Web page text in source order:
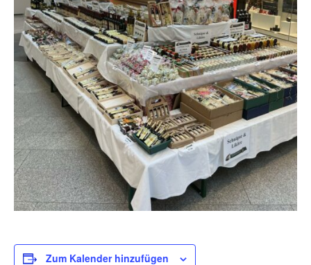
Zum Kalender hinzufügen